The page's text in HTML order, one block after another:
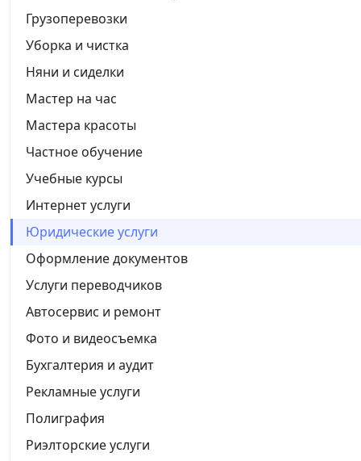
Грузоперевозки
Уборка и чистка
Няни и сиделки
Мастер на час
Мастера красоты
Частное обучение
Учебные курсы
Интернет услуги
Юридические услуги
Оформление документов
Услуги переводчиков
Автосервис и ремонт
Фото и видеосъемка
Бухгалтерия и аудит
Рекламные услуги
Полиграфия
Риэлторские услуги